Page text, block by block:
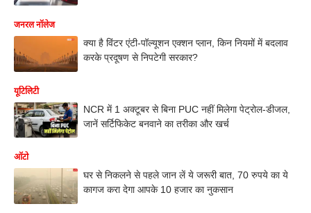
जनरल नॉलेज
क्या है विंटर एंटी-पॉल्यूशन एक्शन प्लान, किन नियमों में बदलाव
करके प्रदूषण से निपटेगी सरकार?
यूटिलिटी
NCR में 1 अक्टूबर से बिना PUC नहीं मिलेगा पेट्रोल-डीजल,
जानें सर्टिफिकेट बनवाने का तरीका और खर्च
ऑटो
घर से निकलने से पहले जान लें ये जरूरी बात, 70 रुपये का ये
कागज करा देगा आपके 10 हजार का नुकसान